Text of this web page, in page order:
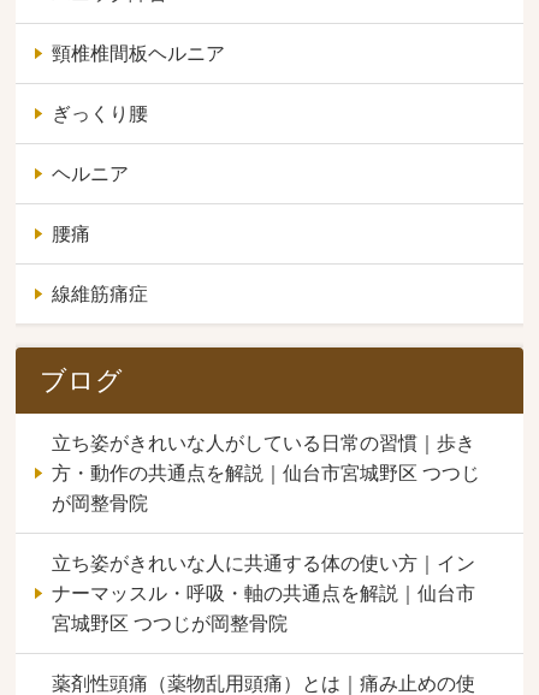
頸椎椎間板ヘルニア
ぎっくり腰
ヘルニア
腰痛
線維筋痛症
ブログ
立ち姿がきれいな人がしている日常の習慣｜歩き
方・動作の共通点を解説｜仙台市宮城野区 つつじ
が岡整骨院
立ち姿がきれいな人に共通する体の使い方｜イン
ナーマッスル・呼吸・軸の共通点を解説｜仙台市
宮城野区 つつじが岡整骨院
薬剤性頭痛（薬物乱用頭痛）とは｜痛み止めの使